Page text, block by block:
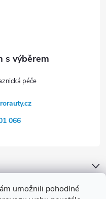
umožnili pohodlné
066